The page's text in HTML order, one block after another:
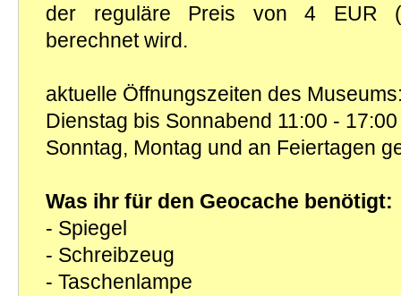
der reguläre Preis von 4 EUR
berechnet wird.
aktuelle Öffnungszeiten des
Dienstag bis Sonnabend 11:00 - 17:00
Sonntag, Montag und an Feiertagen
Was ihr für den Geocache benötigt:
- Spiegel
- Schreibzeug
- Taschenlampe